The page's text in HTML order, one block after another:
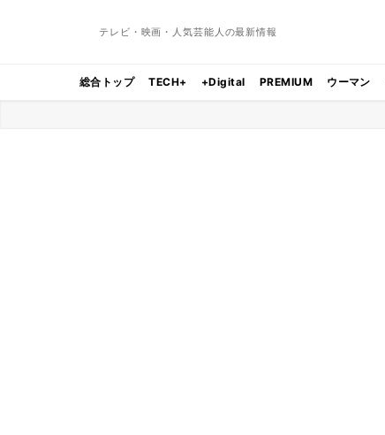
テレビ・映画・人気芸能人の最新情報
総合トップ TECH+ +Digital PREMIUM ウーマン